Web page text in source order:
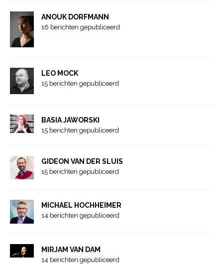
ANOUK DORFMANN
16 berichten gepubliceerd
LEO MOCK
15 berichten gepubliceerd
BASIA JAWORSKI
15 berichten gepubliceerd
GIDEON VAN DER SLUIS
15 berichten gepubliceerd
MICHAEL HOCHHEIMER
14 berichten gepubliceerd
MIRJAM VAN DAM
14 berichten gepubliceerd